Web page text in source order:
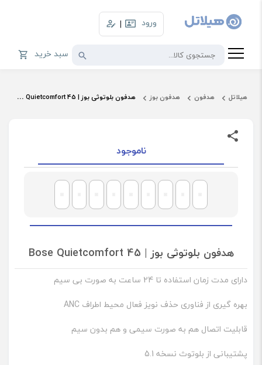
ورود |
سبد خرید
هیلاتل هدفون هدفون بوز هدفون بلوتوثی بوز | Bose Quietcomfort 45
ناموجود
هدفون بلوتوثی بوز | Bose Quietcomfort 45
دارای مدت زمان استفاده تا 24 ساعت به صورت بی سیم
بهره گیری از فناوری حذف نویز فعال محیط اطراف ANC
قابلیت اتصال هم به صورت سیمی و هم بدون سیم
پشتیبانی از بلوتوث نسخه 5.1